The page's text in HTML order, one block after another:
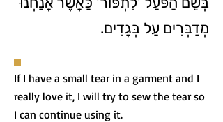
מְדַבְּרִים עַל בְּגָדִים.
If I have a small tear in a garment and I
really love it, I will try to sew the tear so
I can continue using it.